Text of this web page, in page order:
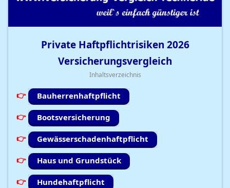
Private Haftpflichtrisiken 2026
Versicherungsvergleich
Inhaltsverzeichnis
Bauherrenhaftpflicht
Bootsversicherung
Gewässerschadenhaftpflicht
Haus und Grundstück
Hundehaftpflicht